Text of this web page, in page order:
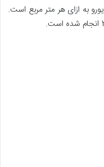
تسالیا به صورت متوسط حدود 1100 یورو به ازای هر متر مربع است.